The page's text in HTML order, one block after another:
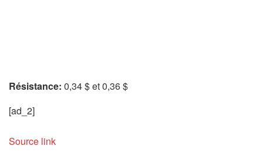
Résistance: 0,34 $ et 0,36 $
[ad_2]
Source link